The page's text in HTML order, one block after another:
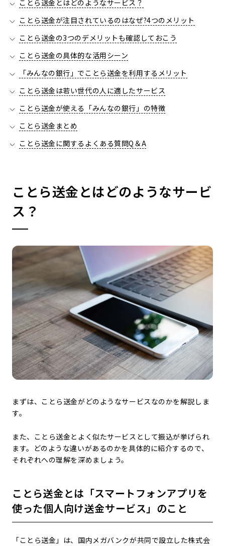
ことら送金とはどのようなサービス？
ことら送金が注目されているのはなぜ?4つのメリット
ことら送金の3つのデメリットも確認しておこう
ことら送金の具体的な活用シーン
「みんなの銀行」でことら送金を利用するメリット
ことら送金は若い世代の人に適したサービス
ことら送金が使える「みんなの銀行」の特徴
ことら送金まとめ
ことら送金に関するよくある質問Q＆A
ことら送金とはどのようなサービ
ス？
まずは、ことら送金がどのようなサービスなのかを解説しま
す。
また、ことら送金とよく似たサービスとして振込が挙げられ
ます。どのような違いがあるのかを具体的に紹介するので、
それぞれへの理解を深めましょう。
ことら送金とは「スマートフォンアプリを
使った個人向け送金サービス」のこと
「ことら送金」は、国内メガバンクが共同で設立した株式会